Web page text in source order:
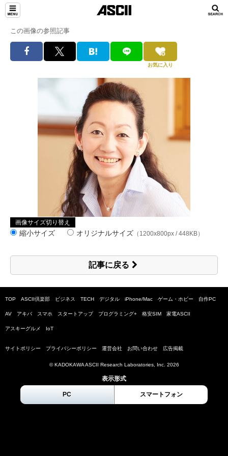
この画像の参照記事
お気に入り
画像サイズ切り替え
縮小サイズ オリジナルサイズ （1200x800px / 448KB）
記事に戻る
TOP ASCII倶楽部 ビジネス TECH デジタル iPhone/Mac ゲーム・ホビー 自作PC
AV アキバ スマホ スタートアップ プログラミング+ 格安SIM 家電ASCII
アスキーグルメ IoT
サイトポリシー プライバシーポリシー 運営会社 お問い合わせ 広告掲載
© KADOKAWA ASCII Research Laboratories, Inc. 2026
表示形式
PC スマートフォン